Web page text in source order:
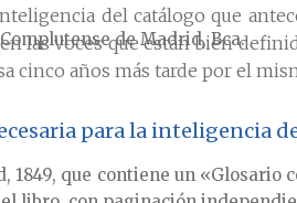
del catálogo que
las voces que están bien
cinco años más tarde por el
1849, que contiene un
de Madrid, Bca.
para la inteligencia